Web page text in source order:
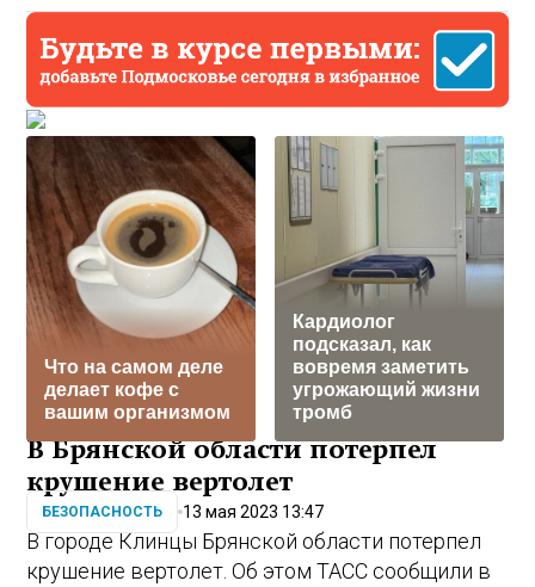
Что на самом деле
делает кофе с
вашим организмом
Кардиолог
подсказал, как
вовремя заметить
угрожающий жизни
тромб
В Брянской области потерпел
крушение вертолет
БЕЗОПАСНОСТЬ 13 мая 2023 13:47
В городе Клинцы Брянской области потерпел
крушение вертолет. Об этом ТАСС сообщили в